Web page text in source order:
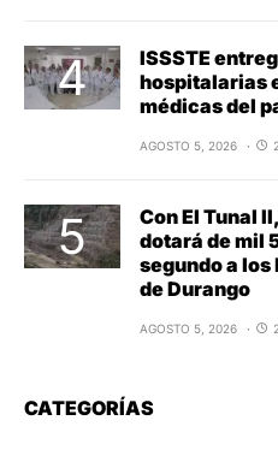
ISSSTE
hospitalarias
médicas del
AGOSTO 5, 2026
Con El Tunal
dotará de mil
segundo a
de Durango
AGOSTO 5, 2026
CATEGORÍAS